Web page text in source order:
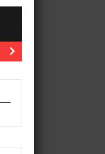
dos X-Men, Jubilee,